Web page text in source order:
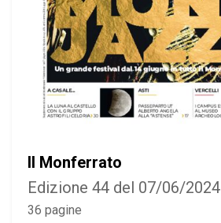
Il Monferrato
Edizione 44 del 07/06/2024
36 pagine